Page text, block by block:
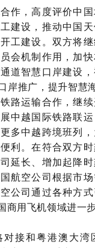
作，高度评价中
建设，推动中国
工建设。双方将
会机制作用，加
道智慧口岸建设
岸推广，提升智慧
路运输合作，继
中越国际铁路联
多中越跨境班列
利。在符合双方
延长、增加起降
航空公司根据市
公司通过各种方
商用飞机领域进一
接和粤港澳大湾